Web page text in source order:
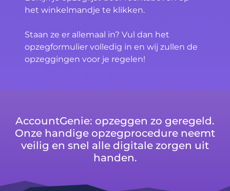
het winkelmandje te klikken.
Staan ze er allemaal in? Vul dan het
opzegformulier volledig in en wij zullen de
opzeggingen voor je regelen!
AccountGenie: opzeggen zo geregeld.
Onze handige opzegprocedure neemt
veilig en snel alle digitale zorgen uit
handen.